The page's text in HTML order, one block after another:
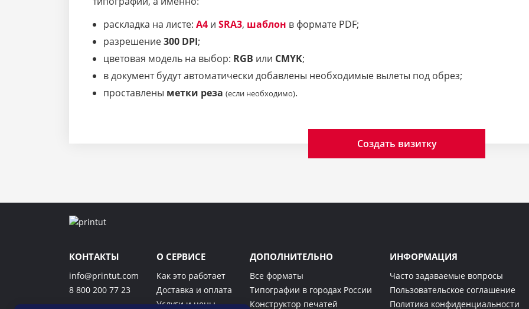
раскладка на листе: A4 и SRA3, шаблон в формате PDF;
разрешение300 DPI;
цветовая модель на выбор: RGB или CMYK;
в документ будут автоматически добавлены необходимые вылеты под обрез;
проставлены метки реза (если необходимо).
Создать визитку
КОНТАКТЫ
info@printut.com
8 800 200 77 23
О СЕРВИСЕ
Как это работает
Доставка и оплата
Услуги и цены
ДОПОЛНИТЕЛЬНО
Все форматы
Типографии в городах России
Конструктор печатей
ИНФОРМАЦИЯ
Часто задаваемые вопросы
Пользовательское соглашение
Политика конфиденциальности